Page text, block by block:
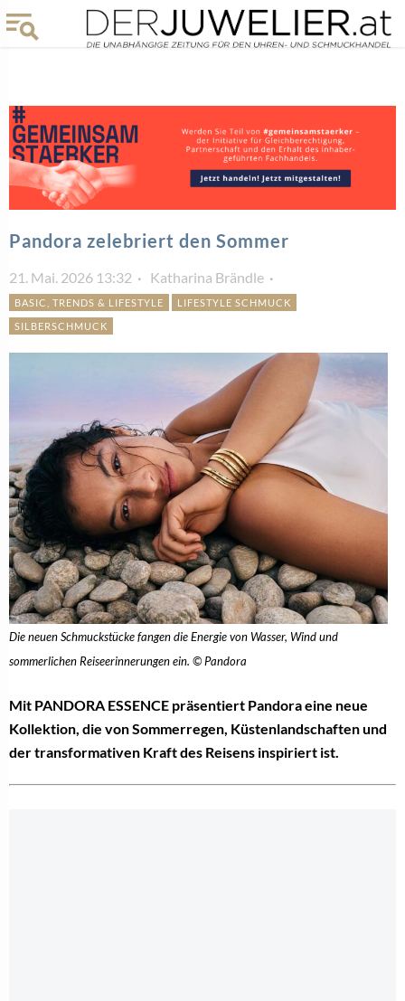
Pandora zelebriert den Sommer
21. Mai. 2026 13:32 Katharina Brändle
BASIC, TRENDS & LIFESTYLE
LIFESTYLE SCHMUCK
SILBERSCHMUCK
Die neuen Schmuckstücke fangen die Energie von Wasser, Wind und
sommerlichen Reiseerinnerungen ein. © Pandora
Mit PANDORA ESSENCE präsentiert Pandora eine neue
Kollektion, die von Sommerregen, Küstenlandschaften und
der transformativen Kraft des Reisens inspiriert ist.